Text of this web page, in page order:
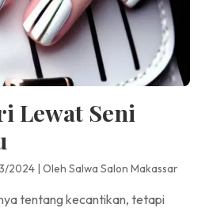
Lewat Seni
2024 | Oleh Salwa Salon Makassar
tentang kecantikan, tetapi